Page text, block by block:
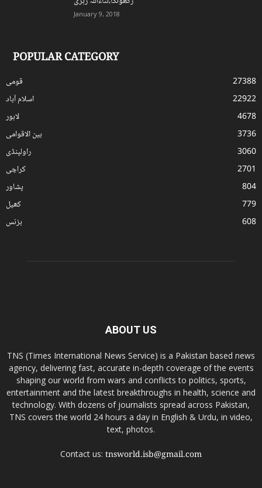
January 9, 2018
POPULAR CATEGORY
قومی
27388
اسلام آباد
22922
لاہور
4678
بین الاقوامی
3736
راولپنڈی
3060
کراچی
2701
پشاور
804
کھیل
779
بزنس
608
ABOUT US
TNS (Times International News Service) is a Pakistan based news
agency, delivering fast, accurate in-depth coverage of the events
shaping our world from wars and conflicts to politics, sports,
entertainment and the latest breakthroughs in health, science and
technology. With dozens of journalists spread across Pakistan,
TNS covers the world 24 hours a day in English & Urdu, in video,
text, photos.
Contact us: tnsworld.isb@gmail.com